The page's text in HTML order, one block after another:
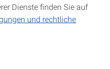
Dienste finden Sie auf
und rechtliche